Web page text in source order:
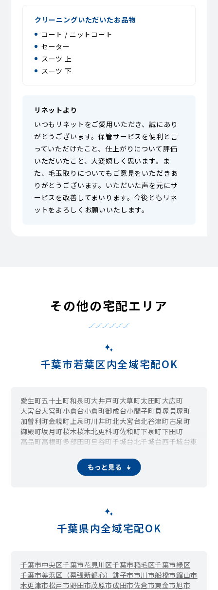
クリーニングいただいたお品物
コート / ニットコート
セーター
スーツ 上
スーツ 下
リネットより
いつもリネットをご愛用いただき、誠にあり
がとうございます。保管サービスを便利と言
っていただけたこと、仕上がりについて評価
いただいたこと、大変嬉しく思います。ま
た、毛玉取りについてもご意見をいただきあ
りがとうございます。いただいた声を元にサ
ービスを改善してまいります。今後ともリネ
ットをよろしくお願いいたします。
その他の宅配エリア
千葉市若葉区内全域宅配OK
愛生町五十土町和泉町大井戸町大草町太田町大広町
大宮台大宮町小倉台小倉町御成台小間子町 貝塚 貝塚町
加曽利町金親町上泉町川井町北大宮台北谷津町古泉町
御殿町坂月町桜木桜木北更科町佐和町下泉町下田町
高品町高根町多部田町旦谷町千城台北千城台西千城台東
東寺山町みつわ台源町 谷当町
もっと見る
千葉県内全域宅配OK
千葉市中央区千葉市花見川区千葉市稲毛区千葉市緑区
千葉市美浜区（幕張新都心） 銚子市市川市船橋市館山市
木更津市松戸市野田市茂原市成田市佐倉市東金市旭市